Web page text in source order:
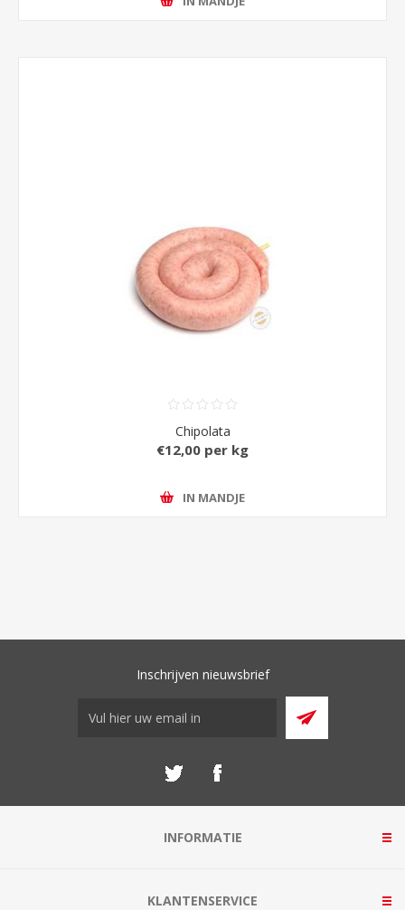
Chipolata
€12,00 per kg
IN MANDJE
Inschrijven nieuwsbrief
INFORMATIE
KLANTENSERVICE